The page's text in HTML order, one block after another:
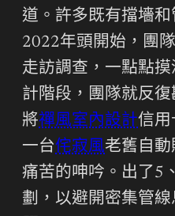
道。許多既有擋墻
2022年頭開始，團
走訪調查，一點點摸
計階段，團隊就反
將禪風室內設計信用
一台侘寂風老舊自
痛苦的呻吟。出了5
劃，以避開密集管